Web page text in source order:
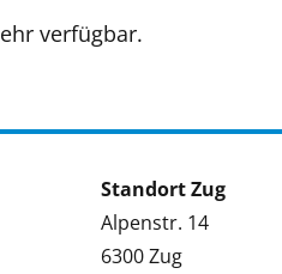
verfügbar.
Standort Zug
Alpenstr. 14
6300 Zug